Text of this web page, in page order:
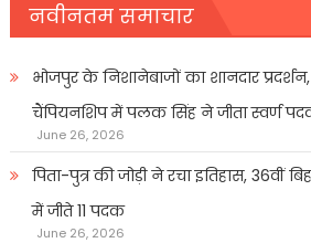
नवीनतम समाचार
भोजपुर के निशानेबाजों का शानदार
चैंपियनशिप में पलक सिंह ने जीता स्वर्ण
June 26, 2026
पिता-पुत्र की जोड़ी ने रचा इतिहास, 36वीं
में जीते 11 पदक
June 26, 2026